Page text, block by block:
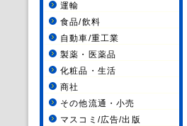
運輸
食品/飲料
自動車/重工業
製薬・医薬品
化粧品・生活
商社
その他流通・小売
マスコミ/広告/出版